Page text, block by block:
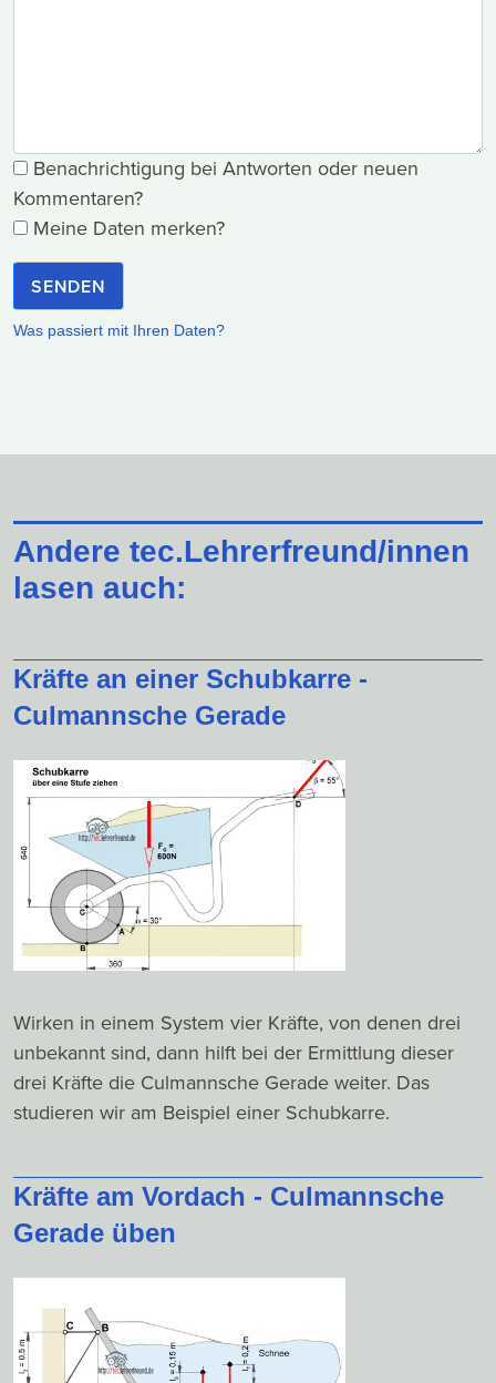
Benachrichtigung bei Antworten oder neuen
Kommentaren?
Meine Daten merken?
SENDEN
Was passiert mit Ihren Daten?
Andere tec.Lehrerfreund/innen
lasen auch:
Kräfte an einer Schubkarre -
Culmannsche Gerade
Wirken in einem System vier Kräfte, von denen drei
unbekannt sind, dann hilft bei der Ermittlung dieser
drei Kräfte die Culmannsche Gerade weiter. Das
studieren wir am Beispiel einer Schubkarre.
Kräfte am Vordach - Culmannsche
Gerade üben